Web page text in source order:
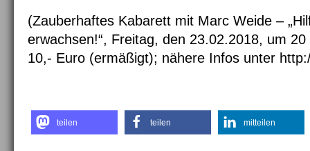
(Zauberhaftes Kabarett mit Marc Weide –
erwachsen!“, Freitag, den 23.02.2018, um
10,- Euro (ermäßigt); nähere Infos unter
teilen teilen mitteilen